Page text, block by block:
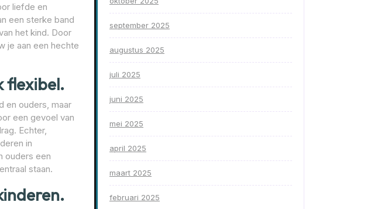
liefde en
een sterke band
het kind. Door
je aan een hechte
flexibel.
en ouders, maar
een gevoel van
Echter,
in
ouders een
staan.
september 2025
augustus 2025
juli 2025
juni 2025
mei 2025
april 2025
maart 2025
februari 2025